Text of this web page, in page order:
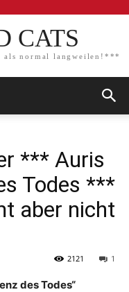
CATS
als normal langweilen!***
*** Auris
Todes ***
aber nicht
1
2121
des Todes“